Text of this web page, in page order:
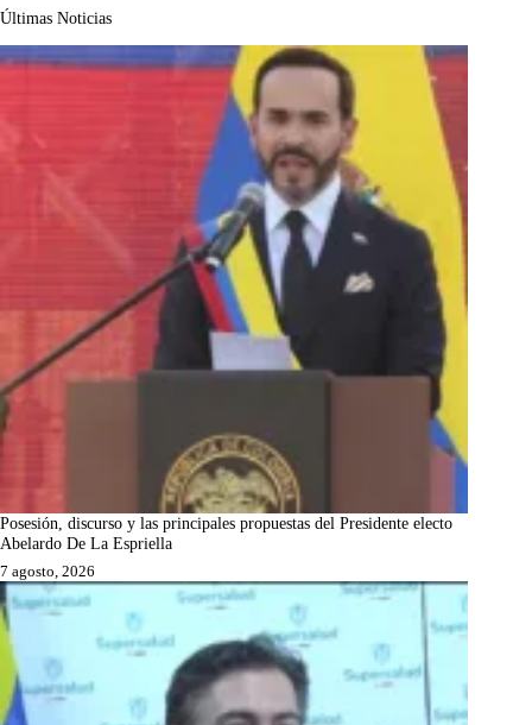
Últimas Noticias
Posesión, discurso y las principales propuestas del Presidente electo
Abelardo De La Espriella
7 agosto, 2026